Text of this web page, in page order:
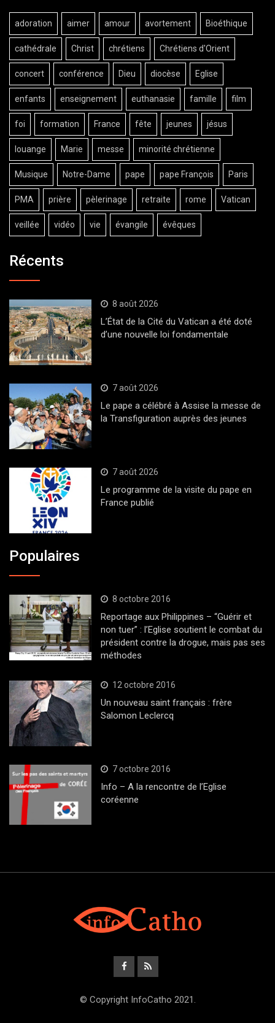
adoration aimer amour avortement Bioéthique
cathédrale Christ chrétiens Chrétiens d'Orient
concert conférence Dieu diocèse Eglise
enfants enseignement euthanasie famille film
foi formation France fête jeunes jésus
louange Marie messe minorité chrétienne
Musique Notre-Dame pape pape François Paris
PMA prière pèlerinage retraite rome Vatican
veillée vidéo vie évangile évêques
Récents
8 août 2026
L’État de la Cité du Vatican a été doté
d’une nouvelle loi fondamentale
7 août 2026
Le pape a célébré à Assise la messe de
la Transfiguration auprès des jeunes
7 août 2026
Le programme de la visite du pape en
France publié
Populaires
8 octobre 2016
Reportage aux Philippines – “Guérir et
non tuer” : l’Eglise soutient le combat du
président contre la drogue, mais pas ses
méthodes
12 octobre 2016
Un nouveau saint français : frère
Salomon Leclercq
7 octobre 2016
Info – A la rencontre de l’Eglise
coréenne
© Copyright InfoCatho 2021.